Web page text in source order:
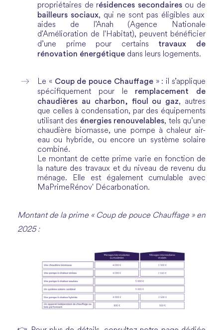
propriétaires de résidences secondairesou de
bailleurs sociaux, qui ne sont pas éligibles aux
aides de l’Anah (Agence Nationale
d'Amélioration de l'Habitat), peuvent bénéficier
d’une prime pour certains travaux de
rénovation énergétique dans leurs logements.
Le « Coup de pouce Chauffage» : il s’applique
spécifiquement pour le remplacement de
chaudières au charbon, fioul ou gaz, autres
que celles à condensation, par des équipements
utilisant des énergies renouvelables, tels qu’une
chaudière biomasse, une pompe à chaleur air-
eau ou hybride, ou encore un système solaire
combiné.
Le montant de cette prime varie en fonction de
la nature des travaux et du niveau de revenu du
ménage. Elle est également cumulable avec
MaPrimeRénov' Décarbonation.
Montant de la prime « Coup de pouce Chauffage » en
2025 :